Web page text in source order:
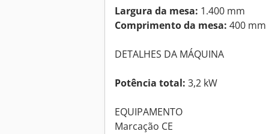
Largura da mesa: 1.400 mm
Comprimento da mesa: 400 mm
DETALHES DA MÁQUINA
Potência total: 3,2 kW
EQUIPAMENTO
Marcação CE